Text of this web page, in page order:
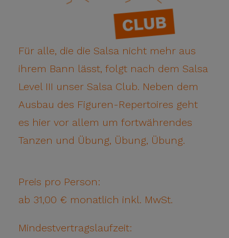
Für alle, die die Salsa nicht mehr aus
ihrem Bann lässt, folgt nach dem Salsa
Level III unser Salsa Club. Neben dem
Ausbau des Figuren-Repertoires geht
es hier vor allem um fortwährendes
Tanzen und Übung, Übung, Übung.
Preis pro Person:
ab 31,00 € monatlich inkl. MwSt.
Mindestvertragslaufzeit: